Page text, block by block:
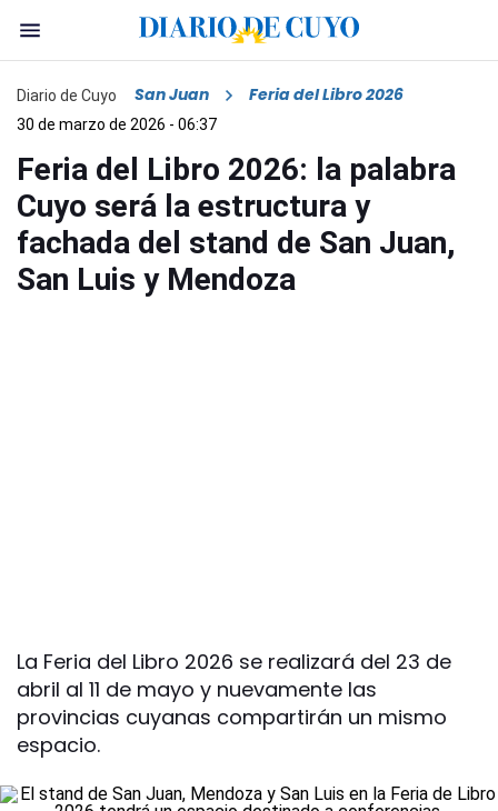
Diario de Cuyo San Juan Feria del Libro 2026
30 de marzo de 2026 - 06:37
Feria del Libro 2026: la palabra
Cuyo será la estructura y
fachada del stand de San Juan,
San Luis y Mendoza
La Feria del Libro 2026 se realizará del 23 de
abril al 11 de mayo y nuevamente las
provincias cuyanas compartirán un mismo
espacio.